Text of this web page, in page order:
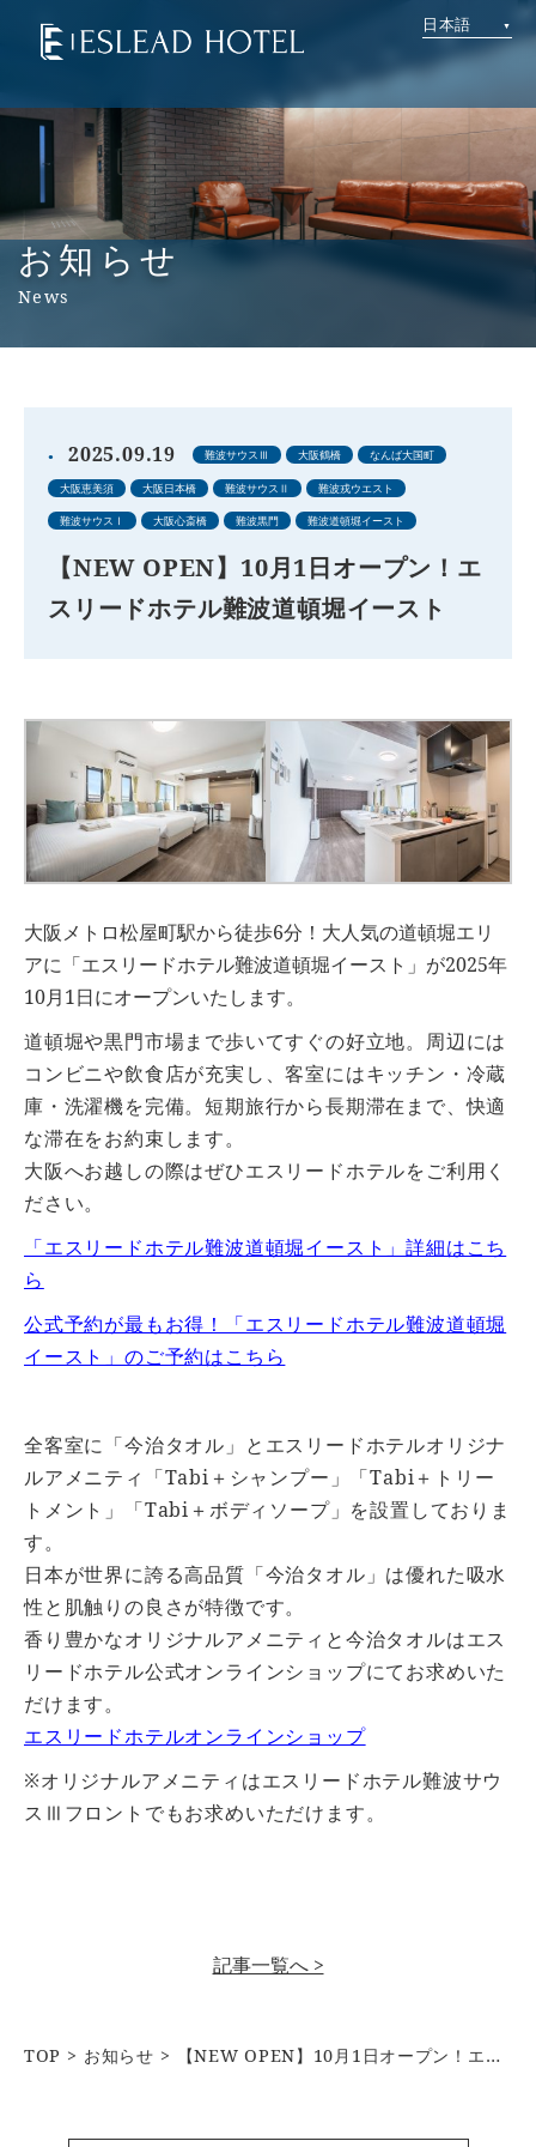
日本語
お知らせ
News
2025.09.19 難波サウスⅢ 大阪鶴橋 なんば大国町
大阪恵美須 大阪日本橋 難波サウスⅡ 難波戎ウエスト
難波サウスⅠ 大阪心斎橋 難波黒門 難波道頓堀イースト
【NEW OPEN】10月1日オープン！エ
スリードホテル難波道頓堀イースト
大阪メトロ松屋町駅から徒歩6分！大人気の道頓堀エリ
アに「エスリードホテル難波道頓堀イースト」が2025年
10月1日にオープンいたします。
道頓堀や黒門市場まで歩いてすぐの好立地。周辺には
コンビニや飲食店が充実し、客室にはキッチン・冷蔵
庫・洗濯機を完備。短期旅行から長期滞在まで、快適
な滞在をお約束します。
大阪へお越しの際はぜひエスリードホテルをご利用く
ださい。
「エスリードホテル難波道頓堀イースト」詳細はこち
ら
公式予約が最もお得！「エスリードホテル難波道頓堀
イースト」のご予約はこちら
全客室に「今治タオル」とエスリードホテルオリジナ
ルアメニティ「Tabi＋シャンプー」「Tabi＋トリー
トメント」「Tabi＋ボディソープ」を設置しておりま
す。
日本が世界に誇る高品質「今治タオル」は優れた吸水
性と肌触りの良さが特徴です。
香り豊かなオリジナルアメニティと今治タオルはエス
リードホテル公式オンラインショップにてお求めいた
だけます。
エスリードホテルオンラインショップ
※オリジナルアメニティはエスリードホテル難波サウ
スⅢフロントでもお求めいただけます。
記事一覧へ >
TOP お知らせ 【NEW OPEN】10月1日オープン！エスリードホテル難波道頓堀イースト